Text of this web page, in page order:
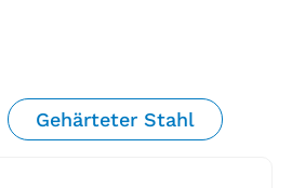
Gehärteter Stahl